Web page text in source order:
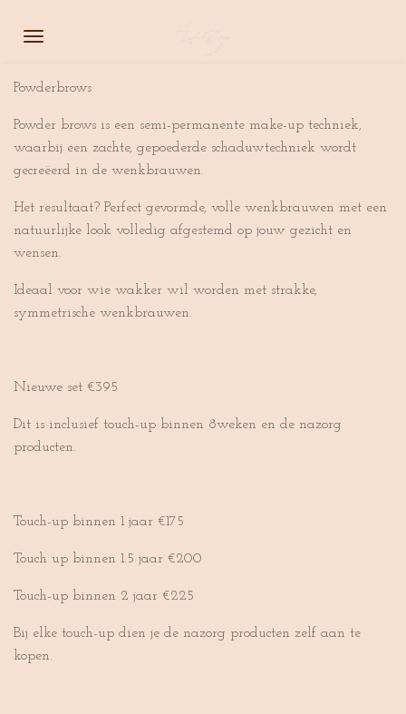
direct
de
Powderbrows
Powder brows is een semi-permanente make-up techniek,
waarbij een zachte, gepoederde schaduwtechniek wordt
gecreëerd in de wenkbrauwen.
Het resultaat? Perfect gevormde, volle wenkbrauwen met een
natuurlijke look volledig afgestemd op jouw gezicht en
wensen.
Ideaal voor wie wakker wil worden met strakke,
symmetrische wenkbrauwen.
Nieuwe set €395
Dit is inclusief touch-up binnen 8weken en de nazorg
producten.
Touch-up binnen 1 jaar €175
Touch up binnen 1.5 jaar €200
Touch-up binnen 2 jaar €225
Bij elke touch-up dien je de nazorg producten zelf aan te
kopen.